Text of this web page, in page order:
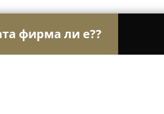
фирма ли е??